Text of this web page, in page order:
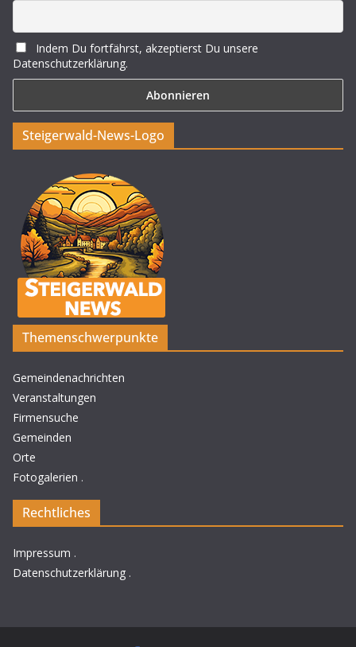
Indem Du fortfährst, akzeptierst Du unsere
Datenschutzerklärung.
Steigerwald-News-Logo
Themenschwerpunkte
Gemeindenachrichten
Veranstaltungen
Firmensuche
Gemeinden
Orte
Fotogalerien .
Rechtliches
Impressum .
Datenschutzerklärung .